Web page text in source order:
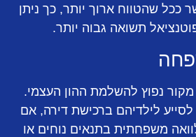
ככל שהטווח ארוך יותר, כך ניתן
תשואה גבוה יותר.
נפוץ להשלמת ההון העצמי.
לילדיהם ברכישת דירה, אם
משפחתית בתנאים נוחים או